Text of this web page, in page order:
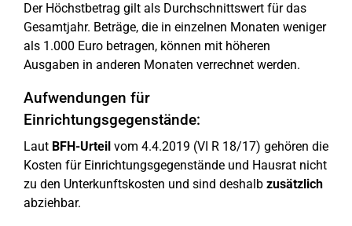
Der Höchstbetrag gilt als Durchschnittswert für das
Gesamtjahr. Beträge, die in einzelnen Monaten weniger
als 1.000 Euro betragen, können mit höheren
Ausgaben in anderen Monaten verrechnet werden.
Aufwendungen für
Einrichtungsgegenstände:
Laut BFH-Urteil vom 4.4.2019 (VI R 18/17) gehören die
Kosten für Einrichtungsgegenstände und Hausrat nicht
zu den Unterkunftskosten und sind deshalb zusätzlich
abziehbar.